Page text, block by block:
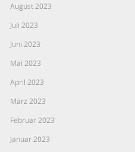
August 2023
Juli 2023
Juni 2023
Mai 2023
April 2023
März 2023
Februar 2023
Januar 2023